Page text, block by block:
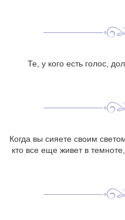
Те, у кого есть голос,
Когда вы сияете своим
кто все еще живет в